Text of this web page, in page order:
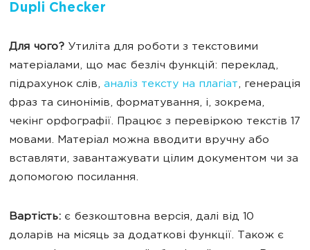
Dupli Checker
Для чого? Утиліта для роботи з текстовими
матеріалами, що має безліч функцій: переклад,
підрахунок слів, аналіз тексту на плагіат, генерація
фраз та синонімів, форматування, і, зокрема,
чекінг орфографії. Працює з перевіркою текстів 17
мовами. Матеріал можна вводити вручну або
вставляти, завантажувати цілим документом чи за
допомогою посилання.
Вартість: є безкоштовна версія, далі від 10
доларів на місяць за додаткові функції. Також є